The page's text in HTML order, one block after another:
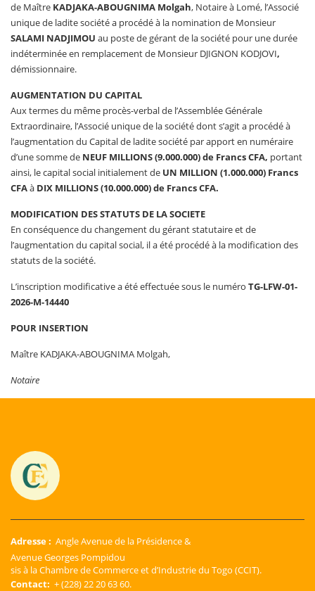
de Maître KADJAKA-ABOUGNIMA Molgah, Notaire à Lomé, l’Associé
unique de ladite société a procédé à la nomination de Monsieur
SALAMI NADJIMOU au poste de gérant de la société pour une durée
indéterminée en remplacement de Monsieur DJIGNON KODJOVI,
démissionnaire.
AUGMENTATION DU CAPITAL
Aux termes du même procès-verbal de l’Assemblée Générale
Extraordinaire, l’Associé unique de la société dont s’agit a procédé à
l’augmentation du Capital de ladite société par apport en numéraire
d’une somme de NEUF MILLIONS (9.000.000) de Francs CFA, portant
ainsi, le capital social initialement de UN MILLION (1.000.000) Francs
CFAà DIX MILLIONS (10.000.000) de Francs CFA.
MODIFICATION DES STATUTS DE LA SOCIETE
En conséquence du changement du gérant statutaire et de
l’augmentation du capital social, il a été procédé à la modification des
statuts de la société.
L’inscription modificative a été effectuée sous le numéro TG-LFW-01-
2026-M-14440
POUR INSERTION
Maître KADJAKA-ABOUGNIMA Molgah,
Notaire
Adresse : Angle Avenue de la Présidence &
Avenue Georges Pompidou
sis à la Chambre de Commerce et d’Industrie du Togo (CCIT).
Contact: + (228) 22 20 63 60.